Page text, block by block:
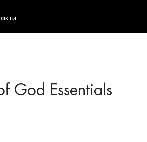
God Essentials